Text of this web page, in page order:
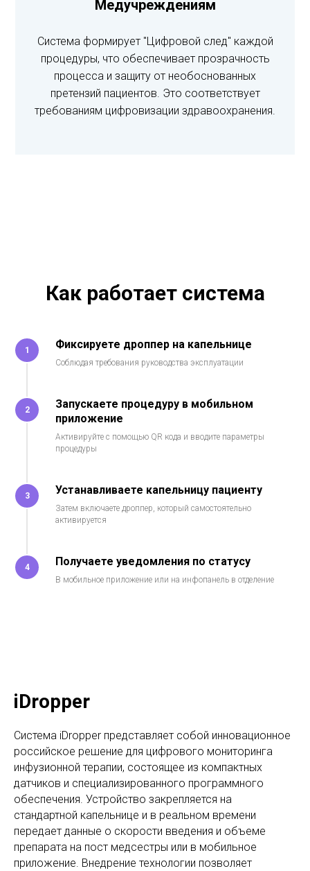
Медучреждениям
Система формирует "Цифровой след" каждой
процедуры, что обеспечивает прозрачность
процесса и защиту от необоснованных
претензий пациентов. Это соответствует
требованиям цифровизации здравоохранения.
Как работает система
1 Фиксируете дроппер на капельнице
Соблюдая требования руководства эксплуатации
2
Запускаете процедуру в мобильном
приложение
Активируйте с помощью QR кода и вводите параметры
процедуры
3 Устанавливаете капельницу пациенту
Затем включаете дроппер, который самостоятельно
активируется
4 Получаете уведомления по статусу
В мобильное приложение или на инфопанель в отделение
iDropper
Система iDropper представляет собой инновационное
российское решение для цифрового мониторинга
инфузионной терапии, состоящее из компактных
датчиков и специализированного программного
обеспечения. Устройство закрепляется на
стандартной капельнице и в реальном времени
передает данные о скорости введения и объеме
препарата на пост медсестры или в мобильное
приложение. Внедрение технологии позволяет